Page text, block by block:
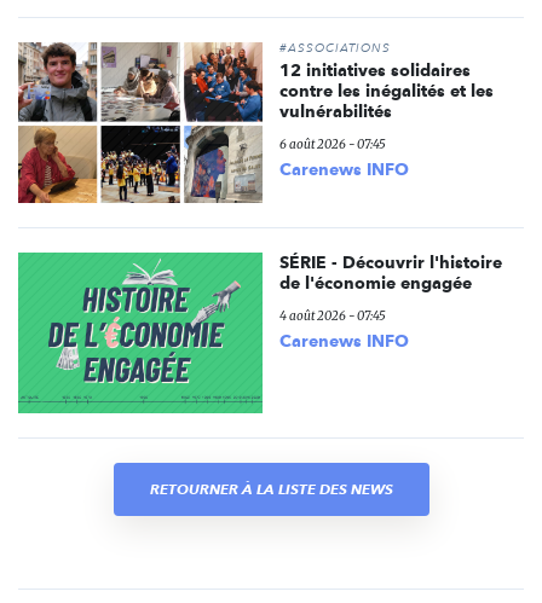
#ASSOCIATIONS
12 initiatives solidaires
contre les inégalités et les
vulnérabilités
6 août 2026 - 07:45
Carenews INFO
SÉRIE - Découvrir l'histoire
de l'économie engagée
4 août 2026 - 07:45
Carenews INFO
RETOURNER À LA LISTE DES NEWS